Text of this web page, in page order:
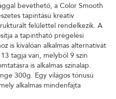
bevethető, a Color Smooth
tapintású kreatív
felülettel rendelkezik. A
a tapintható prégelési
is kiválóan alkalmas alternatívát
tagja van, melyből 9 szín
is alkalmas színalap.
300g. Egy világos tónusú
alkalmas mindenfajta